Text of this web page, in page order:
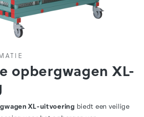
opbergwagen XL-
XL-uitvoering biedt een veilige